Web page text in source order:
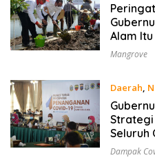
Alam
Mangrove
Daerah,
Seluruh
Dampak